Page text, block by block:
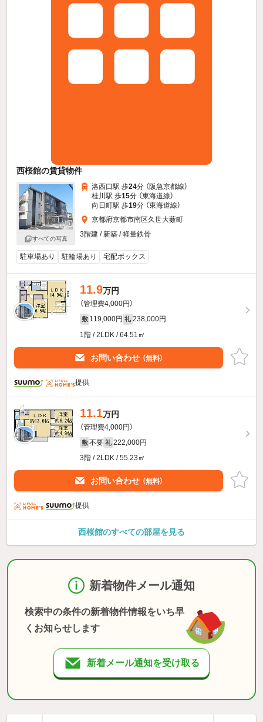
西桜館の賃貸物件
すべての写真
洛西口駅 歩24分 （阪急京都線）
桂川駅 歩15分 （東海道線）
向日町駅 歩19分 （東海道線）
京都府京都市南区久世大薮町
3階建 / 新築 / 軽量鉄骨
駐車場あり 駐輪場あり 宅配ボックス
11.9万円
（管理費4,000円）
敷 119,000円 礼 238,000円
1階 / 2LDK / 64.51㎡
お問い合わせ （無料）
提供
11.1万円
（管理費4,000円）
敷 不要 礼 222,000円
3階 / 2LDK / 55.23㎡
お問い合わせ （無料）
提供
西桜館のすべての部屋を見る
新着物件メール通知
検索中の条件の新着物件情報をいち早
くお知らせします
新着メール通知を受け取る